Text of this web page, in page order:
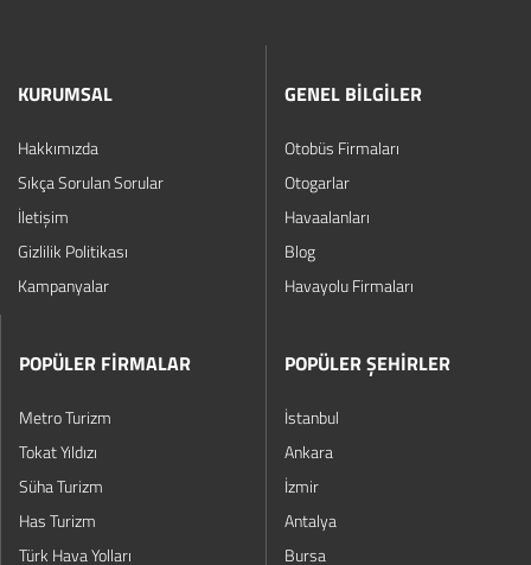
KURUMSAL
Hakkımızda
Sıkça Sorulan Sorular
İletişim
Gizlilik Politikası
Kampanyalar
GENEL BİLGİLER
Otobüs Firmaları
Otogarlar
Havaalanları
Blog
Havayolu Firmaları
POPÜLER FİRMALAR
Metro Turizm
Tokat Yıldızı
Süha Turizm
Has Turizm
Türk Hava Yolları
POPÜLER ŞEHİRLER
İstanbul
Ankara
İzmir
Antalya
Bursa